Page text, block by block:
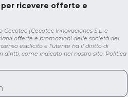
ricevere offerte e
(Cecotec Innovaciones S.L. e
offerte e promozioni delle società del
esplicito e l'utente ha il diritto di
diritti, come indicato nel nostro sito. Politica